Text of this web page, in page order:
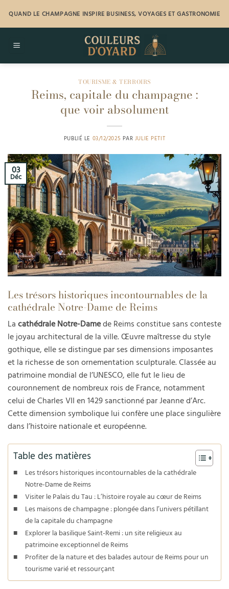
contenu
QUAND LE CHAMPAGNE INSPIRE BUSINESS, VOYAGES ET GASTRONOMIE
TOURISME & TERROIRS
Reims, capitale du champagne :
que voir absolument
PUBLIÉ LE 03/12/2025 PAR JULIE PETIT
03
Déc
Les trésors historiques incontournables de la
cathédrale Notre-Dame de Reims
La cathédrale Notre-Damede Reims constitue sans conteste
le joyau architectural de la ville. Œuvre maîtresse du style
gothique, elle se distingue par ses dimensions imposantes
et la richesse de son ornementation sculpturale. Classée au
patrimoine mondial de l’UNESCO, elle fut le lieu de
couronnement de nombreux rois de France, notamment
celui de Charles VII en 1429 sanctionné par Jeanne d’Arc.
Cette dimension symbolique lui confère une place singulière
dans l’histoire nationale et européenne.
Table des matières
Les trésors historiques incontournables de la cathédrale
Notre-Dame de Reims
Visiter le Palais du Tau : L’histoire royale au cœur de Reims
Les maisons de champagne : plongée dans l’univers pétillant
de la capitale du champagne
Explorer la basilique Saint-Remi : un site religieux au
patrimoine exceptionnel de Reims
Profiter de la nature et des balades autour de Reims pour un
tourisme varié et ressourçant